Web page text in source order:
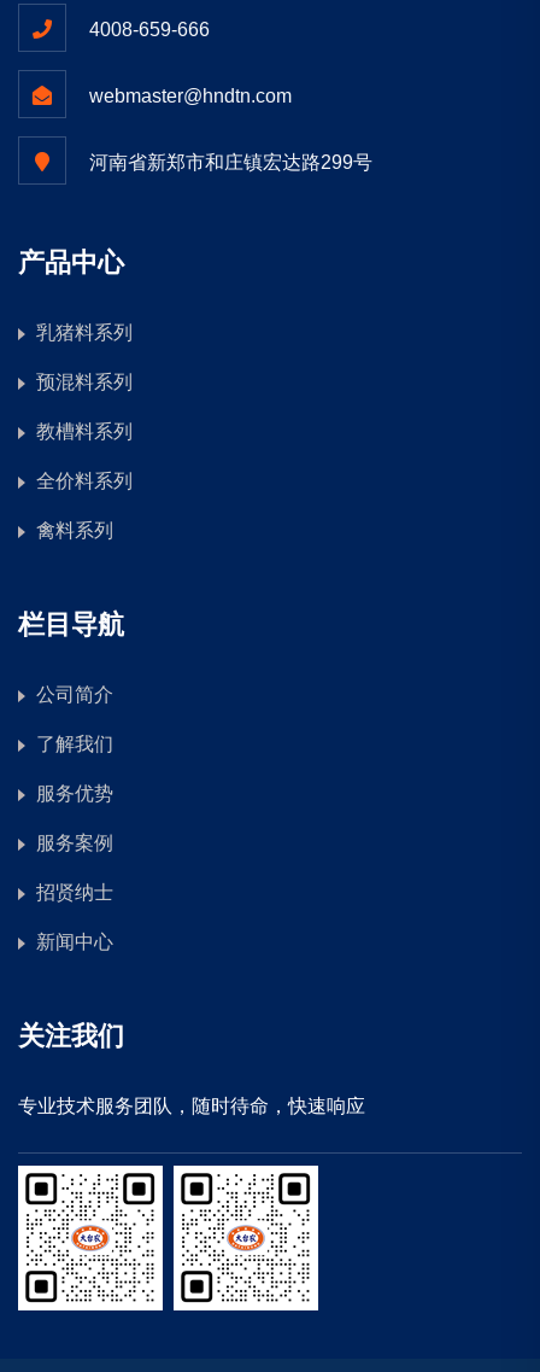
4008-659-666
webmaster@hndtn.com
河南省新郑市和庄镇宏达路299号
产品中心
乳猪料系列
预混料系列
教槽料系列
全价料系列
禽料系列
栏目导航
公司简介
了解我们
服务优势
服务案例
招贤纳士
新闻中心
关注我们
专业技术服务团队，随时待命，快速响应